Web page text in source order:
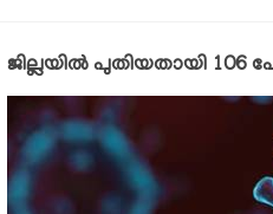
ജില്ലയില്‍ പുതിയതായി 106